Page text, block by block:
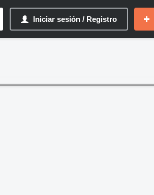
Iniciar sesión / Registro